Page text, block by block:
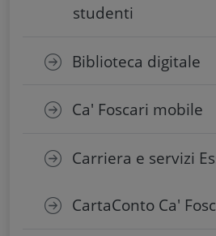
studenti
Biblioteca digitale
Ca' Foscari mobile
Carriera e servizi
CartaConto Ca'